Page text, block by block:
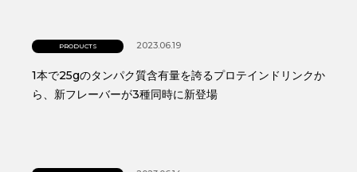
PRODUCTS 2023.06.19
1本で25gのタンパク質含有量を誇るプロテインドリンクか
ら、新フレーバーが3種同時に新登場